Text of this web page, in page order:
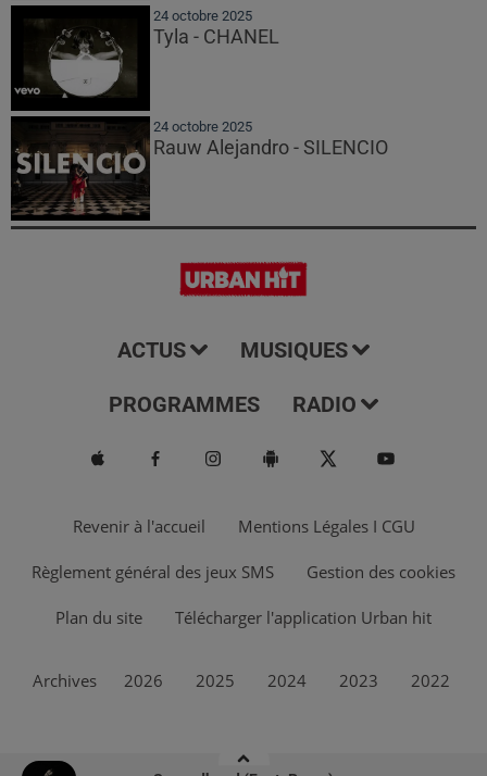
24 octobre 2025
Tyla - CHANEL
24 octobre 2025
Rauw Alejandro - SILENCIO
ACTUS MUSIQUES
PROGRAMMES RADIO
Revenir à l'accueil Mentions Légales I CGU
Règlement général des jeux SMS Gestion des cookies
Plan du site Télécharger l'application Urban hit
Archives 2026 2025 2024 2023 2022